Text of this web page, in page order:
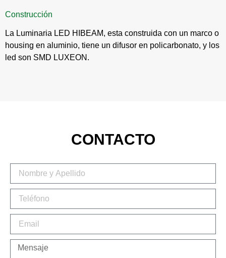
Construcción
La Luminaria LED HIBEAM, esta construida con un marco o
housing en aluminio, tiene un difusor en policarbonato, y los
led son SMD LUXEON.
CONTACTO